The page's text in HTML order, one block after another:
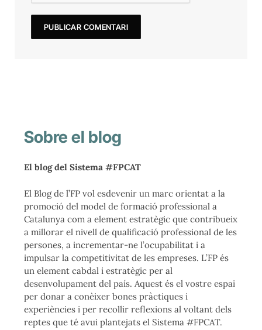
Sobre el blog
El blog del Sistema #FPCAT
El Blog de l’FP vol esdevenir un marc orientat a la
promoció del model de formació professional a
Catalunya com a element estratègic que contribueix
a millorar el nivell de qualificació professional de les
persones, a incrementar-ne l’ocupabilitat i a
impulsar la competitivitat de les empreses. L’FP és
un element cabdal i estratègic per al
desenvolupament del país. Aquest és el vostre espai
per donar a conèixer bones pràctiques i
experiències i per recollir reflexions al voltant dels
reptes que té avui plantejats el Sistema #FPCAT.